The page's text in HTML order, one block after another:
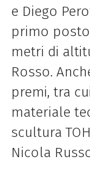
e Diego
primo
metri di
Rosso.
premi, tra
materiale
scultura
Nicola